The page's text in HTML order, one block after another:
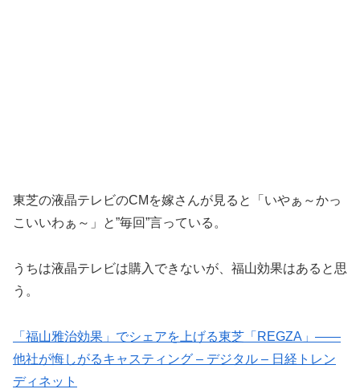
東芝の液晶テレビのCMを嫁さんが見ると「いやぁ～かっ
こいいわぁ～」と”毎回”言っている。
うちは液晶テレビは購入できないが、福山効果はあると思
う。
「福山雅治効果」でシェアを上げる東芝「REGZA」――
他社が悔しがるキャスティング – デジタル – 日経トレン
ディネット